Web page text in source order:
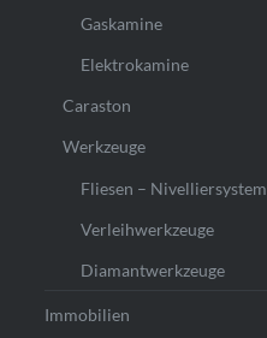
Gaskamine
Elektrokamine
Caraston
Werkzeuge
Fliesen – Nivelliersystem
Verleihwerkzeuge
Diamantwerkzeuge
Immobilien